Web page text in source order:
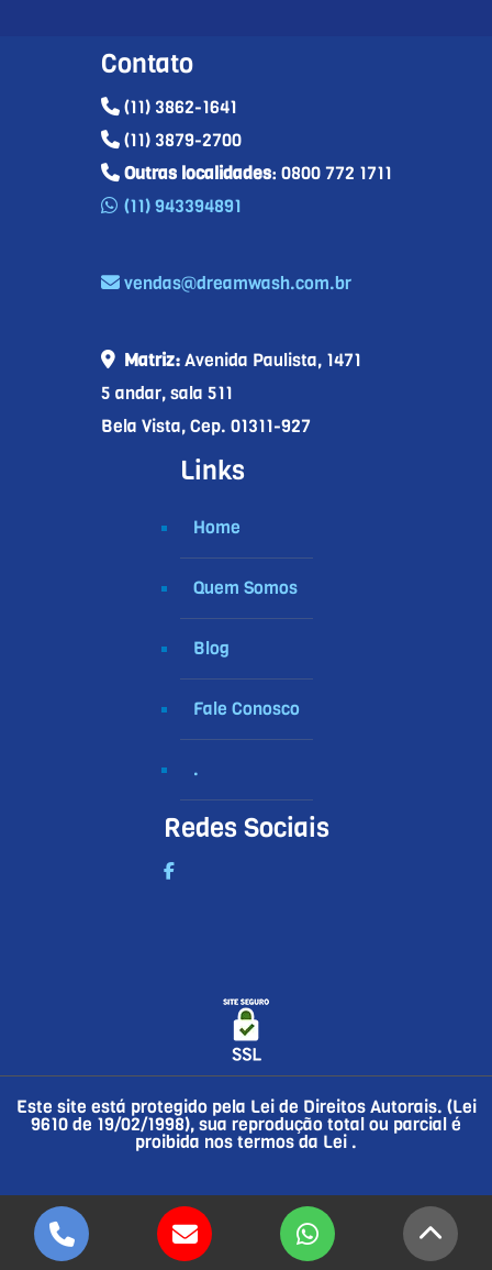
Contato
(11) 3862-1641
(11) 3879-2700
Outras localidades: 0800 772 1711
(11) 943394891
vendas@dreamwash.com.br
Matriz:Avenida Paulista, 1471
5 andar, sala 511
Bela Vista, Cep. 01311-927
Links
Home
Quem Somos
Blog
Fale Conosco
.
Redes Sociais
Este site está protegido pela Lei de Direitos Autorais. (Lei
9610 de 19/02/1998), sua reprodução total ou parcial é
proibida nos termos da Lei .